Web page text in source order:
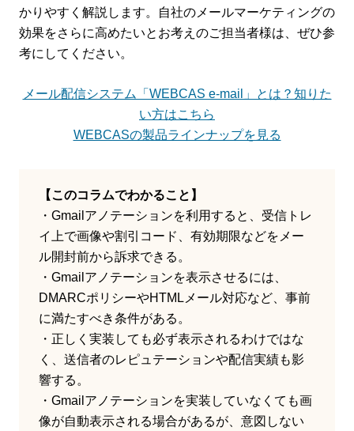
かりやすく解説します。自社のメールマーケティングの
効果をさらに高めたいとお考えのご担当者様は、ぜひ参
考にしてください。
メール配信システム「WEBCAS e-mail」とは？知りた
い方はこちら
WEBCASの製品ラインナップを見る
【このコラムでわかること】
・Gmailアノテーションを利用すると、受信トレ
イ上で画像や割引コード、有効期限などをメー
ル開封前から訴求できる。
・Gmailアノテーションを表示させるには、
DMARCポリシーやHTMLメール対応など、事前
に満たすべき条件がある。
・正しく実装しても必ず表示されるわけではな
く、送信者のレピュテーションや配信実績も影
響する。
・Gmailアノテーションを実装していなくても画
像が自動表示される場合があるが、意図しない